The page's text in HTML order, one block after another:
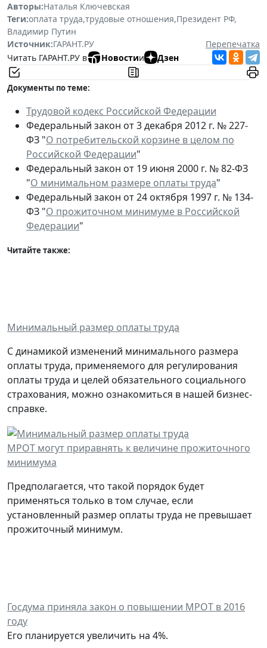
Авторы:Наталья Ключевская
Теги:оплата труда,трудовые отношения,Президент РФ,
Владимир Путин
Источник:ГАРАНТ.РУ
Перепечатка
Читать ГАРАНТ.РУ в
Новостии Дзен
Документы по теме:
Трудовой кодекс Российской Федерации
Федеральный закон от 3 декабря 2012 г. № 227-
ФЗ "О потребительской корзине в целом по
Российской Федерации"
Федеральный закон от 19 июня 2000 г. № 82-ФЗ
"О минимальном размере оплаты труда"
Федеральный закон от 24 октября 1997 г. № 134-
ФЗ "О прожиточном минимуме в Российской
Федерации"
Читайте также:
Минимальный размер оплаты труда
С динамикой изменений минимального размера
оплаты труда, применяемого для регулирования
оплаты труда и целей обязательного социального
страхования, можно ознакомиться в нашей бизнес-
справке.
МРОТ могут приравнять к величине прожиточного
минимума
Предполагается, что такой порядок будет
применяться только в том случае, если
установленный размер оплаты труда не превышает
прожиточный минимум.
Госдума приняла закон о повышении МРОТ в 2016
году
Его планируется увеличить на 4%.